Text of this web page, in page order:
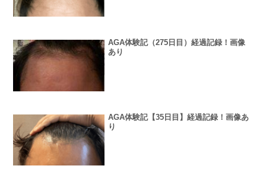
AGA体験記（275日目）経過記録！画像
あり
AGA体験記【35日目】経過記録！画像あ
り